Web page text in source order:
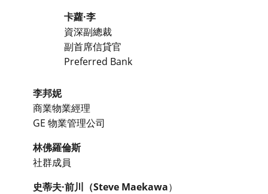
卡蘿·李
資深副總裁
副首席信貸官
Preferred Bank
李邦妮
商業物業經理
GE 物業管理公司
林佛羅倫斯
社群成員
史蒂夫·前川（Steve Maekawa）